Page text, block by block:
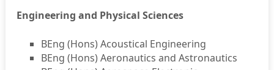
Engineering and Physical Sciences
BEng (Hons) Acoustical Engineering
BEng (Hons) Aeronautics and Astronautics